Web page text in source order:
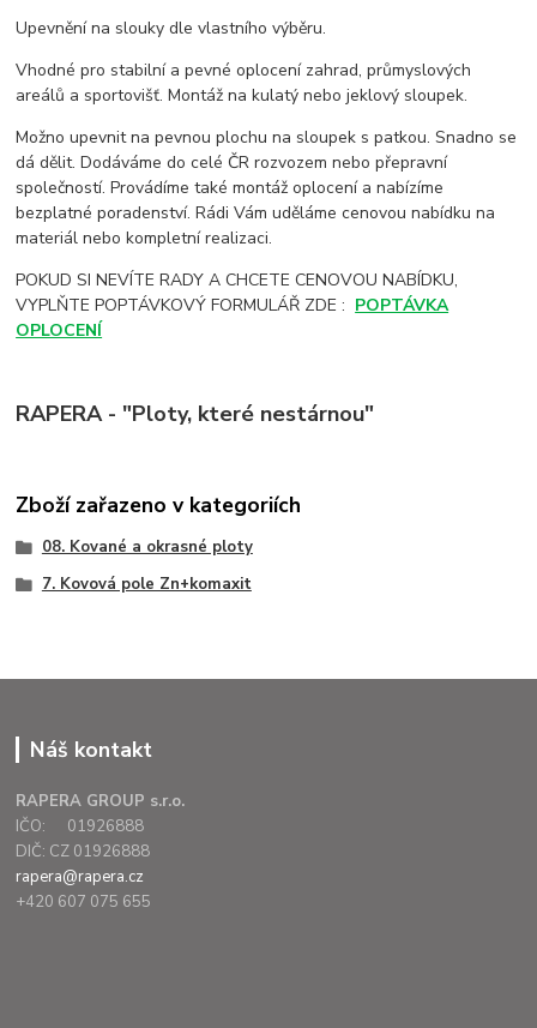
Upevnění na slouky dle vlastního výběru.
Vhodné pro stabilní a pevné oplocení zahrad, průmyslových
areálů a sportovišť. Montáž na kulatý nebo jeklový sloupek.
Možno upevnit na pevnou plochu na sloupek s patkou. Snadno se
dá dělit. Dodáváme do celé ČR rozvozem nebo přepravní
společností. Provádíme také montáž oplocení a nabízíme
bezplatné poradenství. Rádi Vám uděláme cenovou nabídku na
materiál nebo kompletní realizaci.
POKUD SI NEVÍTE RADY A CHCETE CENOVOU NABÍDKU,
VYPLŇTE POPTÁVKOVÝ FORMULÁŘ ZDE : POPTÁVKA
OPLOCENÍ
RAPERA - "Ploty, které nestárnou"
Zboží zařazeno v kategoriích
08. Kované a okrasné ploty
7. Kovová pole Zn+komaxit
Náš kontakt
RAPERA GROUP s.r.o.
IČO: 01926888
DIČ: CZ 01926888
rapera@rapera.cz
+420 607 075 655